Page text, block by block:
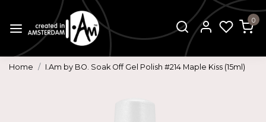
0
Home I.Am by BO. Soak Off Gel Polish #214 Maple Kiss (15ml)